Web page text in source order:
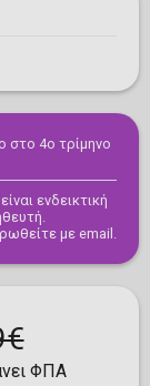
στο 4ο τρίμηνο
ενδεικτική
με email.
ΦΠΑ